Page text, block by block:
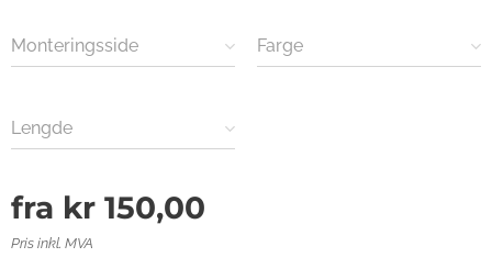
Monteringsside Farge
Lengde
fra kr 150,00
Pris inkl. MVA